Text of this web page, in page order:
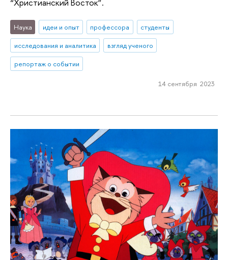
Наука идеи и опыт профессора
студенты
исследования и аналитика
взгляд ученого
репортаж о событии
14 сентября 2023